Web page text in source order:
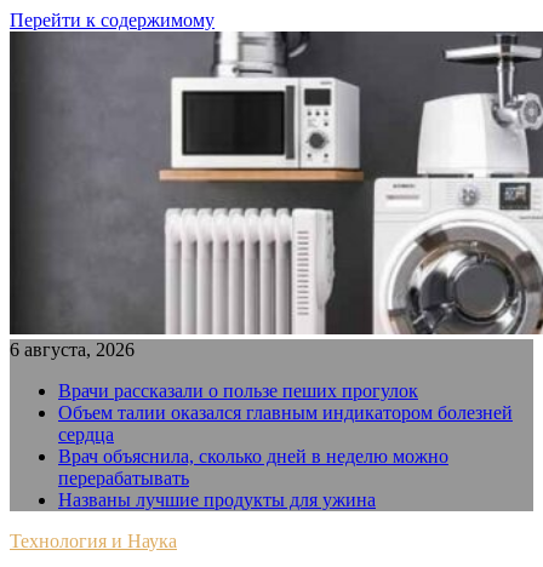
Перейти к содержимому
6 августа, 2026
Врачи рассказали о пользе пеших прогулок
Объем талии оказался главным индикатором болезней
сердца
Врач объяснила, сколько дней в неделю можно
перерабатывать
Названы лучшие продукты для ужина
Технология и Наука